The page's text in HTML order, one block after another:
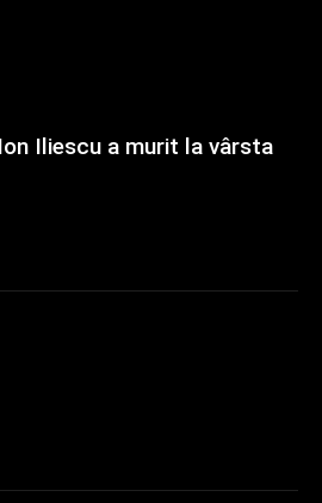
Iliescu a murit la vârsta